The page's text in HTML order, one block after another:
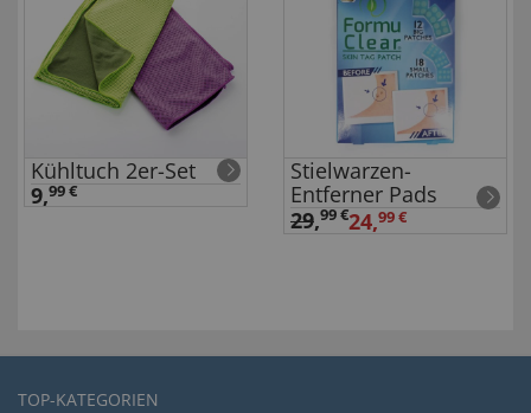
Kühltuch 2er-Set
9,99 €
Stielwarzen-
Entferner Pads
29,99 €24,99 €
TOP-KATEGORIEN